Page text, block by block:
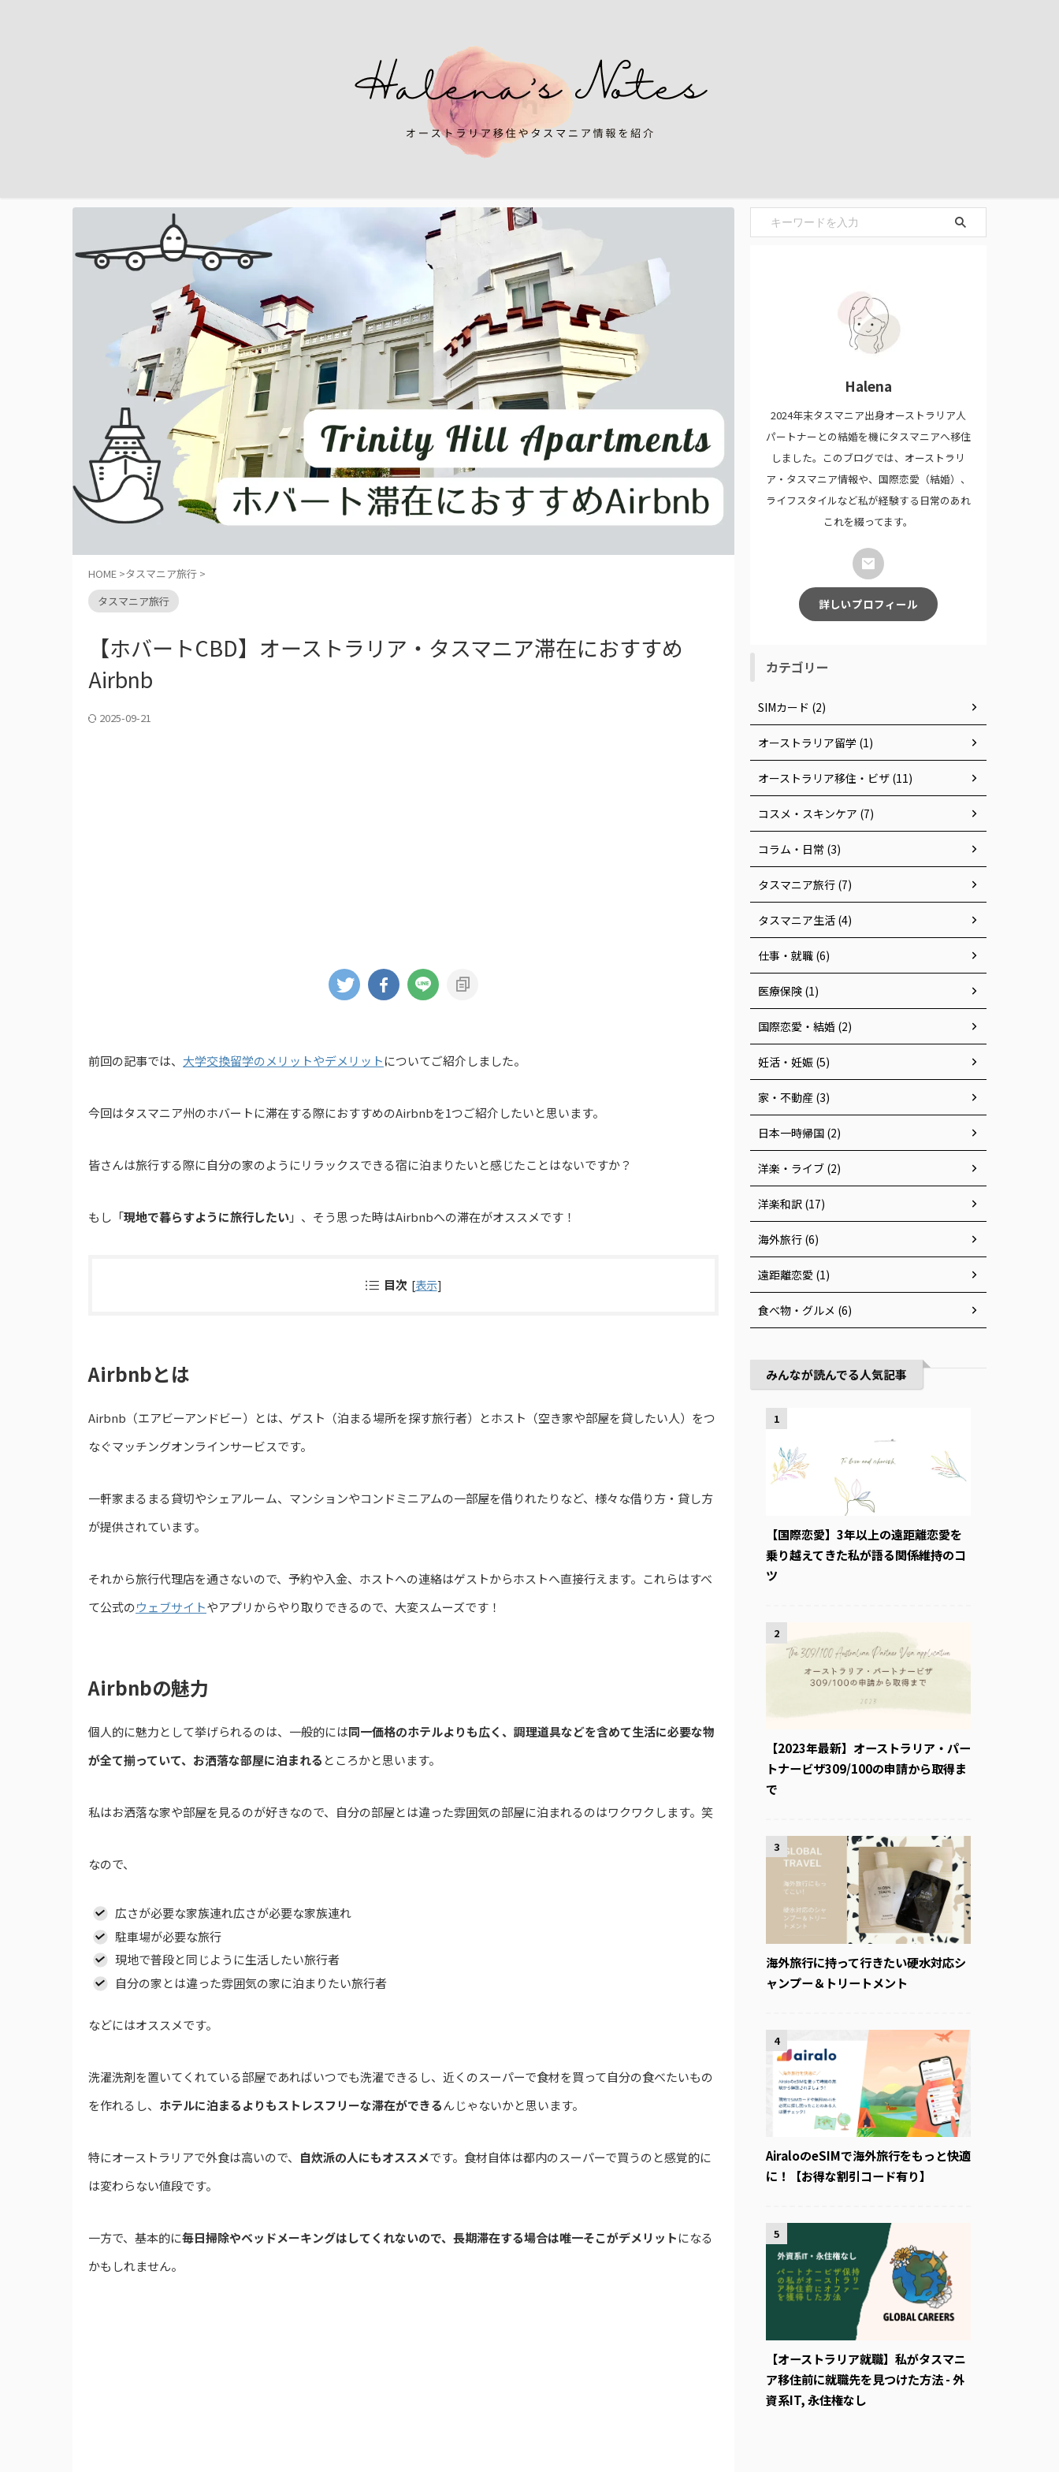
HOME >タスマニア旅行 >
タスマニア旅行
【ホバートCBD】オーストラリア・タスマニア滞在におすすめ
Airbnb
2025-09-21
前回の記事では、 大学交換留学のメリットやデメリットについてご紹介しました。
今回はタスマニア州のホバートに滞在する際におすすめのAirbnbを1つご紹介したいと思います。
皆さんは旅行する際に自分の家のようにリラックスできる宿に泊まりたいと感じたことはないですか？
もし「現地で暮らすように旅行したい」、そう思った時はAirbnbへの滞在がオススメです！
目次 [表示]
Airbnbとは
Airbnb（エアビーアンドビー）とは、ゲスト（泊まる場所を探す旅行者）とホスト（空き家や部屋を貸したい人）をつ
なぐマッチングオンラインサービスです。
一軒家まるまる貸切やシェアルーム、マンションやコンドミニアムの一部屋を借りれたりなど、様々な借り方・貸し方
が提供されています。
それから旅行代理店を通さないので、予約や入金、ホストへの連絡はゲストからホストへ直接行えます。これらはすべ
て公式のウェブサイトやアプリからやり取りできるので、大変スムーズです！
Airbnbの魅力
個人的に魅力として挙げられるのは、一般的には同一価格のホテルよりも広く、調理道具などを含めて生活に必要な物
が全て揃っていて、お洒落な部屋に泊まれる ところかと思います。
私はお洒落な家や部屋を見るのが好きなので、自分の部屋とは違った雰囲気の部屋に泊まれるのはワクワクします。笑
なので、
広さが必要な家族連れ広さが必要な家族連れ
駐車場が必要な旅行
現地で普段と同じように生活したい旅行者
自分の家とは違った雰囲気の家に泊まりたい旅行者
などにはオススメです。
洗濯洗剤を置いてくれている部屋であればいつでも洗濯できるし、近くのスーパーで食材を買って自分の食べたいもの
を作れるし、 ホテルに泊まるよりもストレスフリーな滞在ができるんじゃないかと思います。
特にオーストラリアで外食は高いので、 自炊派の人にもオススメです。食材自体は都内のスーパーで買うのと感覚的に
は変わらない値段です。
一方で、基本的に毎日掃除やベッドメーキングはしてくれないので、長期滞在する場合は唯一そこがデメリットになる
かもしれません。
Halena
2024年末タスマニア出身オーストラリア人
パートナーとの結婚を機にタスマニアへ移住
しました。このブログでは、オーストラリ
ア・タスマニア情報や、国際恋愛（結婚）、
ライフスタイルなど私が経験する日常のあれ
これを綴ってます。
詳しいプロフィール
カテゴリー
SIMカード (2)
オーストラリア留学 (1)
オーストラリア移住・ビザ (11)
コスメ・スキンケア (7)
コラム・日常 (3)
タスマニア旅行 (7)
タスマニア生活 (4)
仕事・就職 (6)
医療保険 (1)
国際恋愛・結婚 (2)
妊活・妊娠 (5)
家・不動産 (3)
日本一時帰国 (2)
洋楽・ライブ (2)
洋楽和訳 (17)
海外旅行 (6)
遠距離恋愛 (1)
食べ物・グルメ (6)
みんなが読んでる人気記事
1
【国際恋愛】3年以上の遠距離恋愛を
乗り越えてきた私が語る関係維持のコ
ツ
2
【2023年最新】オーストラリア・パー
トナービザ309/100の申請から取得ま
で
3
海外旅行に持って行きたい硬水対応シ
ャンプー＆トリートメント
4
AiraloのeSIMで海外旅行をもっと快適
に！【お得な割引コード有り】
5
【オーストラリア就職】私がタスマニ
ア移住前に就職先を見つけた方法 - 外
資系IT, 永住権なし